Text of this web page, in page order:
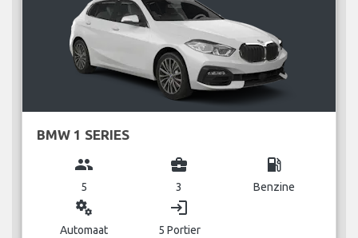
BMW 1 SERIES
group
5
business_center
3
local_gas_station
Benzine
miscellaneous_services
Automaat
login
5 Portier